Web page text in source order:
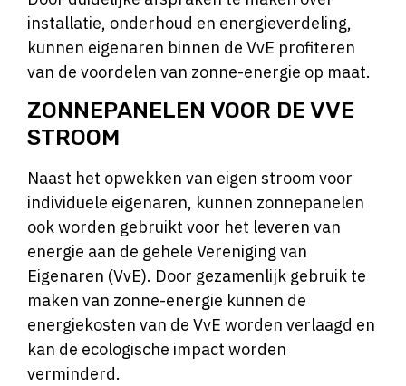
installatie, onderhoud en energieverdeling,
kunnen eigenaren binnen de VvE profiteren
van de voordelen van zonne-energie op maat.
ZONNEPANELEN VOOR DE VVE
STROOM
Naast het opwekken van eigen stroom voor
individuele eigenaren, kunnen zonnepanelen
ook worden gebruikt voor het leveren van
energie aan de gehele Vereniging van
Eigenaren (VvE). Door gezamenlijk gebruik te
maken van zonne-energie kunnen de
energiekosten van de VvE worden verlaagd en
kan de ecologische impact worden
verminderd.